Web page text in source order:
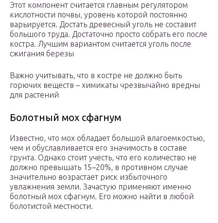
Этот компонент считается главным регулятором
кислотности почвы, уровень которой постоянно
варьируется. Достать древесный уголь не составит
большого труда. Достаточно просто собрать его после
костра. Лучшим вариантом считается уголь после
сжигания березы
Важно учитывать, что в костре не должно быть
горючих веществ – химикаты чрезвычайно вредны
для растений
Болотный мох сфагнум
Известно, что мох обладает большой влагоемкостью,
чем и обуславливается его значимость в составе
грунта. Однако стоит учесть, что его количество не
должно превышать 15–20%, в противном случае
значительно возрастает риск избыточного
увлажнения земли. Зачастую применяют именно
болотный мох сфагнум. Его можно найти в любой
болотистой местности.